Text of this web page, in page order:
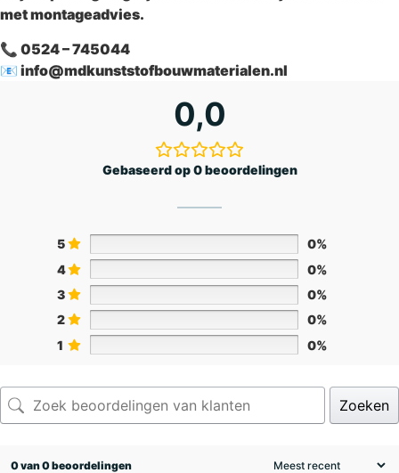
met montageadvies.
📞 0524 – 745044
📧 info@mdkunststofbouwmaterialen.nl
0,0
Gebaseerd op 0 beoordelingen
5
0%
4
0%
3
0%
2
0%
1
0%
Zoeken
0 van 0 beoordelingen